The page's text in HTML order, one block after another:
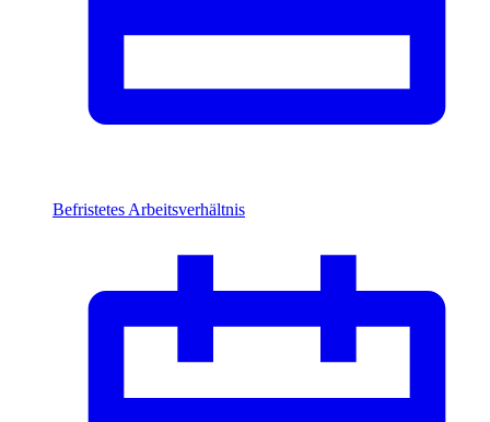
Befristetes Arbeitsverhältnis